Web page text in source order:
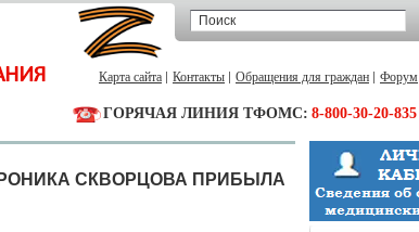
Карта сайта Контакты Обращения для граждан Форум
ГОРЯЧАЯ ЛИНИЯ ТФОМС: 8-800-30-20-835
СКВОРЦОВА ПРИБЫЛА